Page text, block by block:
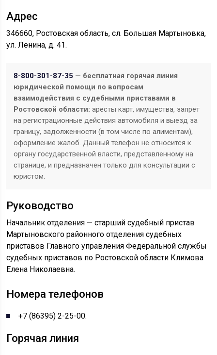
Адрес
346660, Ростовская область, сл. Большая Мартыновка,
ул. Ленина, д. 41.
8-800-301-87-35 — бесплатная горячая линия
юридической помощи по вопросам
взаимодействия с судебными приставами в
Ростовской области: аресты карт, имущества, запрет
на регистрационные действия автомобиля и выезд за
границу, задолженности (в том числе по алиментам),
оформление жалоб. Данный телефон не относится к
органу государственной власти, представленному на
странице, и предназначен только для консультации с
юристом.
Руководство
Начальник отделения — старший судебный пристав
Мартыновского районного отделения судебных
приставов Главного управления Федеральной службы
судебных приставов по Ростовской области Климова
Елена Николаевна.
Номера телефонов
+7 (86395) 2-25-00.
Горячая линия